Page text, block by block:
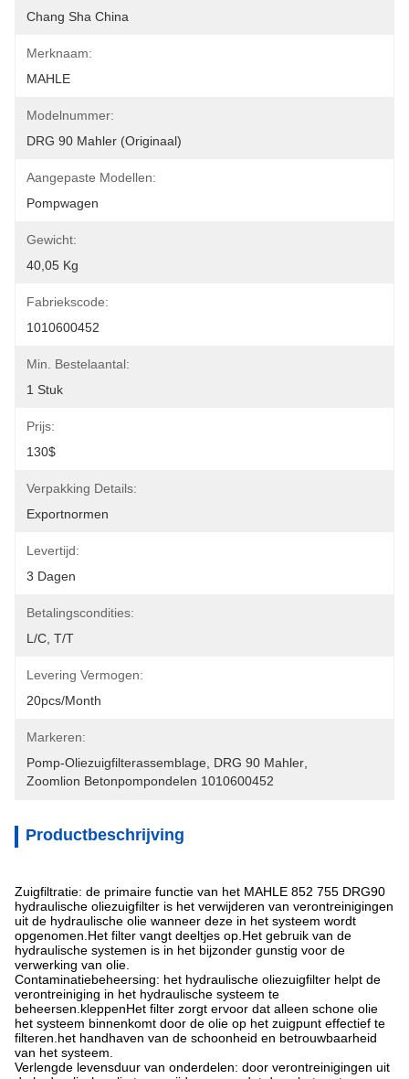
Chang Sha China
Merknaam:
MAHLE
Modelnummer:
DRG 90 Mahler (originaal)
Aangepaste Modellen:
Pompwagen
Gewicht:
40,05 Kg
Fabriekscode:
1010600452
Min. Bestelaantal:
1 Stuk
Prijs:
130$
Verpakking Details:
Exportnormen
Levertijd:
3 Dagen
Betalingscondities:
L/C, T/T
Levering Vermogen:
20pcs/month
Markeren:
Pomp-Oliezuigfilterassemblage DRG 90 Mahler
Zoomlion Betonpompondelen 1010600452
Productbeschrijving
Zuigfiltratie: de primaire functie van het MAHLE 852 755 DRG90
hydraulische oliezuigfilter is het verwijderen van verontreinigingen
uit de hydraulische olie wanneer deze in het systeem wordt
opgenomen.Het filter vangt deeltjes op.Het gebruik van de
hydraulische systemen is in het bijzonder gunstig voor de
verwerking van olie.
Contaminatiebeheersing: het hydraulische oliezuigfilter helpt de
verontreiniging in het hydraulische systeem te
beheersen.kleppenHet filter zorgt ervoor dat alleen schone olie
het systeem binnenkomt door de olie op het zuigpunt effectief te
filteren.het handhaven van de schoonheid en betrouwbaarheid
van het systeem.
Verlengde levensduur van onderdelen: door verontreinigingen uit